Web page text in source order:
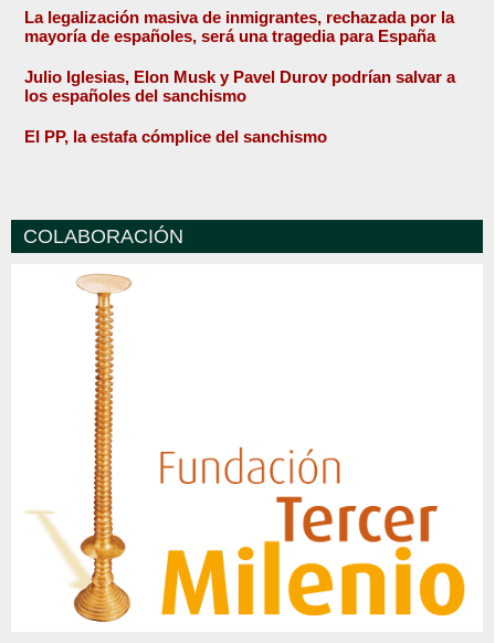
La legalización masiva de inmigrantes, rechazada por la
mayoría de españoles, será una tragedia para España
Julio Iglesias, Elon Musk y Pavel Durov podrían salvar a
los españoles del sanchismo
El PP, la estafa cómplice del sanchismo
COLABORACIÓN